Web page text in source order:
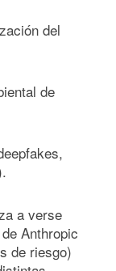
del
de
a verse
Anthropic
de riesgo)